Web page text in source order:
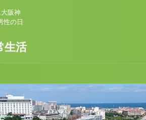
阪神
性の日
生活